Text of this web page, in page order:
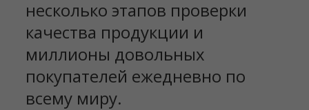
несколько этапов проверки
качества продукции и
миллионы довольных
покупателей ежедневно по
всему миру.